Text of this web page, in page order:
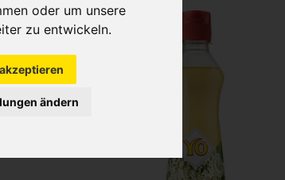
oder um unsere
zu entwickeln.
ändern